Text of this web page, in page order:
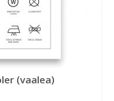
(vaalea)